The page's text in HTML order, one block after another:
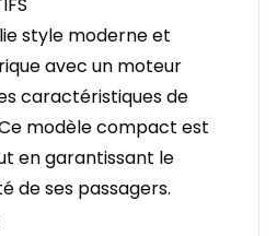
style moderne et
avec un moteur
caractéristiques de
modèle compact est
en garantissant le
de ses passagers.